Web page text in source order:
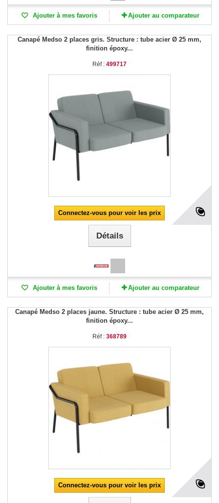
Ajouter à mes favoris Ajouter au comparateur
Canapé Medso 2 places gris. Structure : tube acier Ø 25 mm,
finition époxy...
Réf : 499717
Connectez-vous pour voir les prix
Détails
Ajouter à mes favoris Ajouter au comparateur
Canapé Medso 2 places jaune. Structure : tube acier Ø 25 mm,
finition époxy...
Réf : 368789
Connectez-vous pour voir les prix